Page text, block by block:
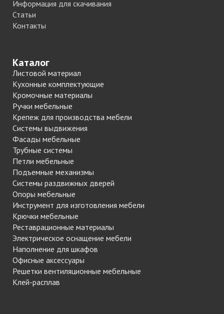
Информация для скачивания
Статьи
Контакты
Каталог
Листовой материал
Кухонные комплектующие
Кромочные материалы
Ручки мебельные
Крепеж для производства мебели
Системы выдвижения
Фасады мебельные
Трубные системы
Петли мебельные
Подъемные механизмы
Системы раздвижных дверей
Опоры мебельные
Инструмент для изготовления мебели
Крючки мебельные
Реставрационные материалы
Электрическое оснащение мебели
Наполнение для шкафов
Офисные аксессуары
Решетки вентиляционные мебельные
Клей-расплав